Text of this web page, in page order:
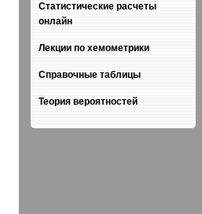
Статистические расчеты
онлайн
Лекции по хемометрики
Справочные таблицы
Теория вероятностей